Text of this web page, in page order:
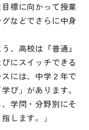
標に向かって授業
などでさらに中身
、高校は『普通』
にスイッチできる
には、中学２年で
び」があります。
学問・分野別にそ
します。」